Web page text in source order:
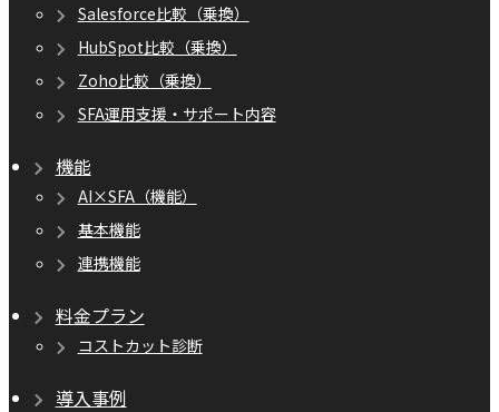
Salesforce比較（乗換）
HubSpot比較（乗換）
Zoho比較（乗換）
SFA運用支援・サポート内容
機能
AI×SFA（機能）
基本機能
連携機能
料金プラン
コストカット診断
導入事例